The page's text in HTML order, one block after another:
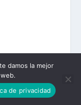
damos la mejor
de privacidad